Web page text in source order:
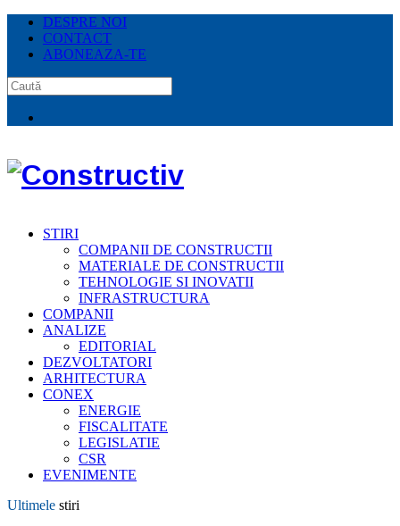
DESPRE NOI
CONTACT
ABONEAZA-TE
STIRI
COMPANII DE CONSTRUCTII
MATERIALE DE CONSTRUCTII
TEHNOLOGIE SI INOVATII
INFRASTRUCTURA
COMPANII
ANALIZE
EDITORIAL
DEZVOLTATORI
ARHITECTURA
CONEX
ENERGIE
FISCALITATE
LEGISLATIE
CSR
EVENIMENTE
Ultimele stiri